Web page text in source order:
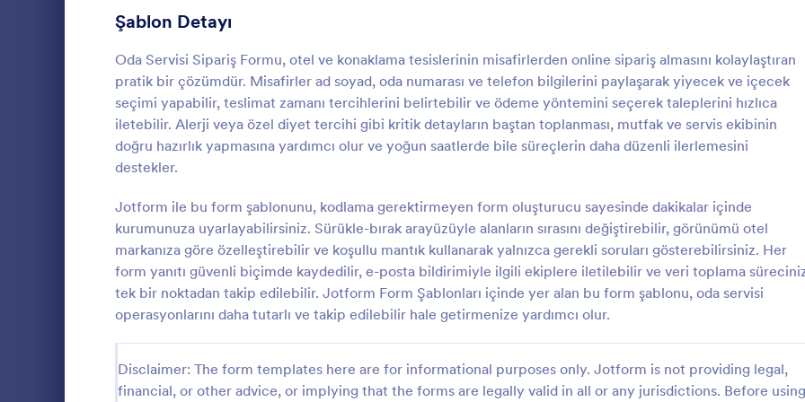
Şablon Detayı
Oda Servisi Sipariş Formu, otel ve konaklama tesislerinin misafirlerden online sipariş almasını kolaylaştıran
pratik bir çözümdür. Misafirler ad soyad, oda numarası ve telefon bilgilerini paylaşarak yiyecek ve içecek
seçimi yapabilir, teslimat zamanı tercihlerini belirtebilir ve ödeme yöntemini seçerek taleplerini hızlıca
iletebilir. Alerji veya özel diyet tercihi gibi kritik detayların baştan toplanması, mutfak ve servis ekibinin
doğru hazırlık yapmasına yardımcı olur ve yoğun saatlerde bile süreçlerin daha düzenli ilerlemesini
destekler.
Jotform ile bu form şablonunu, kodlama gerektirmeyen form oluşturucu sayesinde dakikalar içinde
kurumunuza uyarlayabilirsiniz. Sürükle-bırak arayüzüyle alanların sırasını değiştirebilir, görünümü otel
markanıza göre özelleştirebilir ve koşullu mantık kullanarak yalnızca gerekli soruları gösterebilirsiniz. Her
form yanıtı güvenli biçimde kaydedilir, e-posta bildirimiyle ilgili ekiplere iletilebilir ve veri toplama
tek bir noktadan takip edilebilir. Jotform Form Şablonları içinde yer alan bu form şablonu, oda servisi
operasyonlarını daha tutarlı ve takip edilebilir hale getirmenize yardımcı olur.
Disclaimer: The form templates here are for informational purposes only. Jotform is not providing legal,
financial, or other advice, or implying that the forms are legally valid in all or any jurisdictions. Before using
servisi talep etmek için kullanabilecekleri
basit bir yemek rezervasyon formu.
Go to Category:
Hizmet Formları
Şablon Kullan
:
sipariş formu.
Go to Category:
Hizmet Formları
Pasta Sipariş Formları
Değişiklik Emri Formları 9
Yemek Hizmeti Sipariş Formları
Ön Sipariş Formları 8
Satış Emri Formları
Çiçek Sipariş Formları 6
Üniforma Sipariş Formları 5
Bilet Sipariş Formları 5
Kurabiye Sipariş Formları 4
Kitap Sipariş Formları
Bağış Sipariş Formları 2